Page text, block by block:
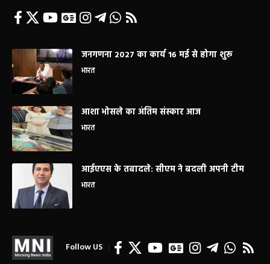
जनगणना 2027 का कार्य 16 मई से होगा शुरू
भारत
आशा भोसले का अंतिम संस्कार आज
भारत
आईएएस के तबादले: सीएम ने बदली अपनी टीम
भारत
Follow US